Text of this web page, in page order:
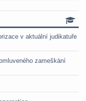
v aktuální judikatuře
zameškání